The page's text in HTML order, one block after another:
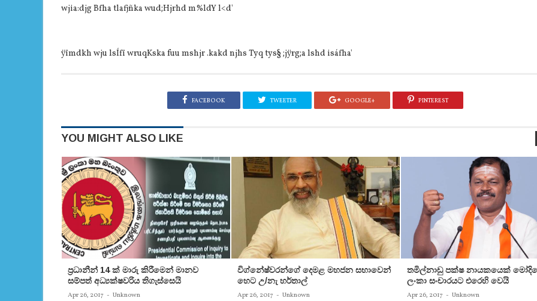
wjia:djg Bfha tlafjñka wud;Hjrhd m%ldY l<d'
ÿïmdkh wju lsÍfï wruqKska fuu mshjr .kakd njhs Tyq tys§ ;jÿrg;a lshd isáfha'
FACEBOOK TWEETER GOOGLE+ PINTEREST
YOU MIGHT ALSO LIKE
ප‍්‍රධානීන් 14 ක් මාරු කිරීමෙන් මානව
සම්පත් අධ්‍යක්ෂවරිය තිගැස්සෙයි
Apr 26, 2017 - Unknown
විග්නේෂ්වරන්ගේ දෙමළ මහජන සභාවෙන්
හෙට උ/නැ හර්තාල්
Apr 26, 2017 - Unknown
තමිල්නාඩු පක්‌ෂ නායකයෙක්‌
ලංකා සංචාරයට එරෙහි වෙයි
Apr 26, 2017 - Unknown